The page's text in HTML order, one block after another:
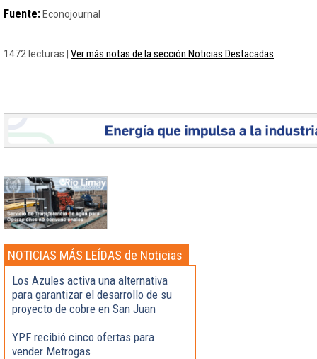
Fuente: Econojournal
1472 lecturas | Ver más notas de la sección Noticias Destacadas
NOTICIAS MÁS LEÍDAS de Noticias
Destacadas
Los Azules activa una alternativa
para garantizar el desarrollo de su
proyecto de cobre en San Juan
YPF recibió cinco ofertas para
vender Metrogas